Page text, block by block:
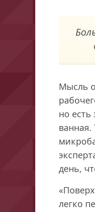
Мысль
но
день,
легко